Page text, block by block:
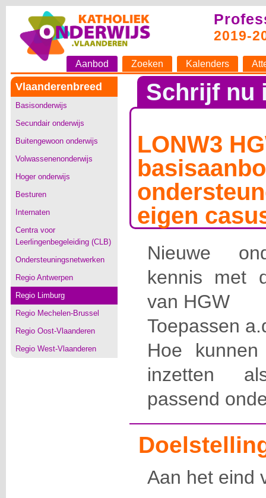
2019-
Aanbod Zoeken Kalenders
Vlaanderenbreed
Basisonderwijs
Secundair onderwijs
Buitengewoon onderwijs
Volwassenenonderwijs
Hoger onderwijs
Besturen
Internaten
Centra voor
Leerlingenbegeleiding (CLB)
Ondersteuningsnetwerken
Regio Antwerpen
Regio Limburg
Regio Mechelen-Brussel
Regio Oost-Vlaanderen
Regio West-Vlaanderen
Schrijf nu
LONW3
eigen
Nieuwe
kennis met
van HGW
Toepassen
Hoe
inzetten
passend
Aan het eind